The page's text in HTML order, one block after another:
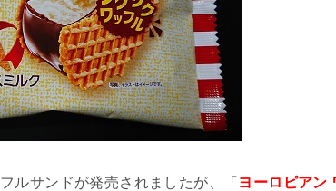
ルサンドが発売されましたが、「 ヨーロピアン